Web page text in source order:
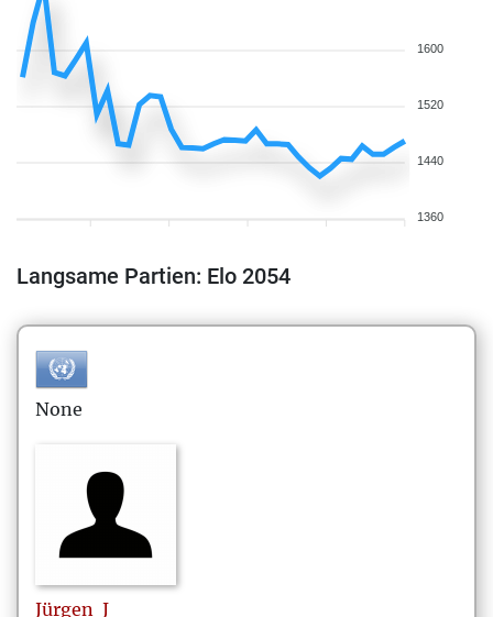
1600
1520
1440
1360
Langsame Partien: Elo 2054
None
Jürgen J